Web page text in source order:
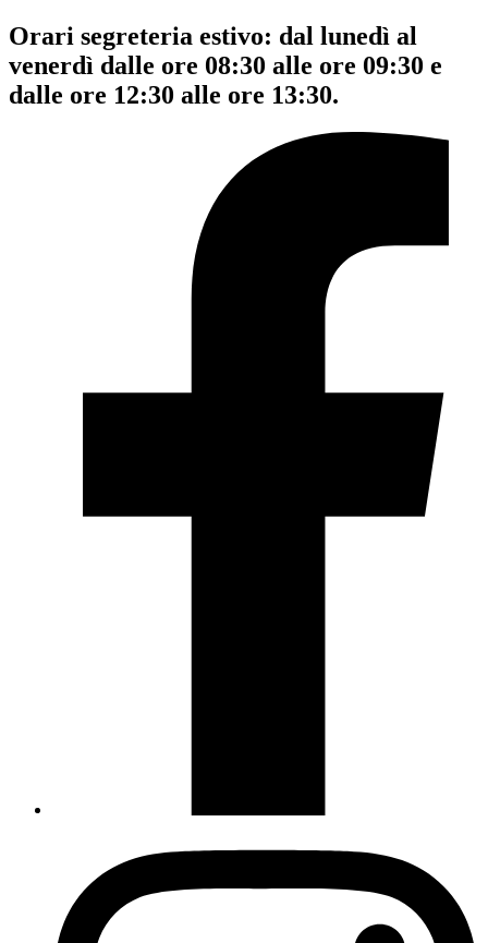
Orari segreteria estivo: dal lunedì al
venerdì dalle ore 08:30 alle ore 09:30 e
dalle ore 12:30 alle ore 13:30.